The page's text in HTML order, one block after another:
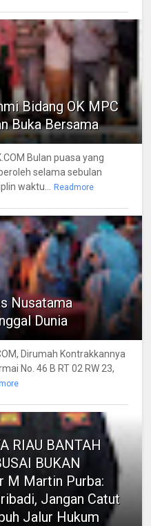
Bidang OK MPC
Buka Bersama
Bulan puasa yang
selama sebulan
waktu...
Readmore
Nusatama
Dunia
Dirumah Kontrakkannya
No. 46 B RT 02 RW 23,
RIAU BANTAH
BUKAN
M Martin Purba:
Jangan Catut
Jalur Hukum